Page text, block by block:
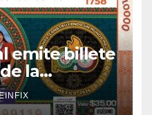
emite billete
la
en